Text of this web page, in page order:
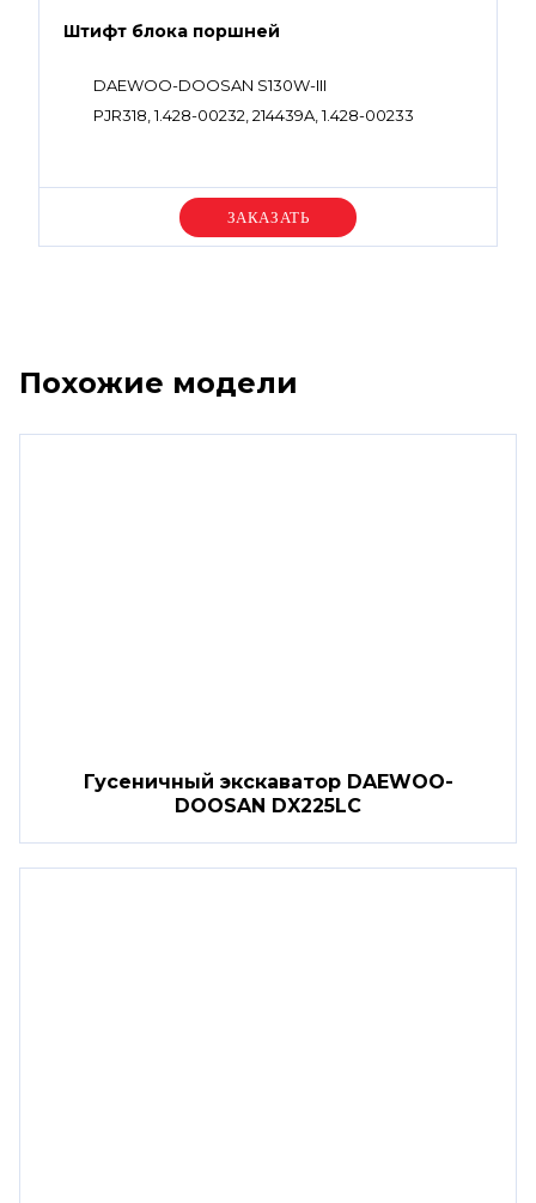
Штифт блока поршней
DAEWOO-DOOSAN S130W-III
PJR318, 1.428-00232, 214439A, 1.428-00233
Уточняйте цену
Похожие модели
Гусеничный экскаватор DAEWOO-
DOOSAN DX225LC